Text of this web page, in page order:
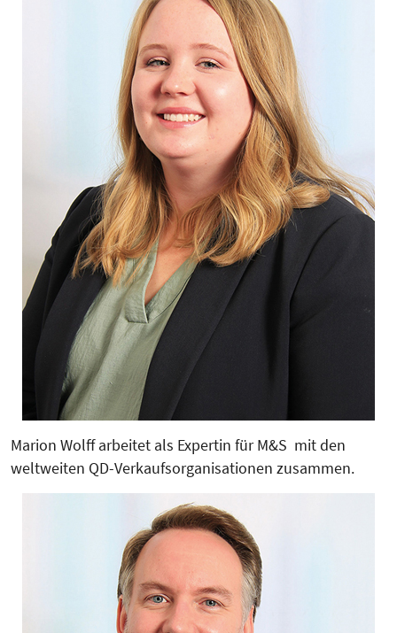
Marion Wolff arbeitet als Expertin für M&S mit den
weltweiten QD-Verkaufsorganisationen zusammen.